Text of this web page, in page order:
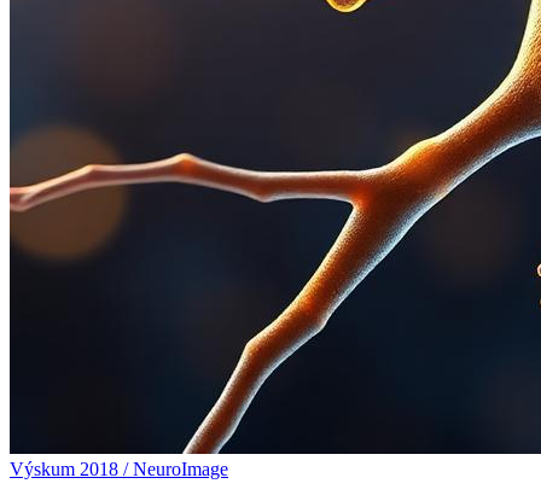
Výskum 2018 / NeuroImage